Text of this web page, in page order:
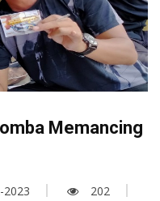
Memancing
2023
202